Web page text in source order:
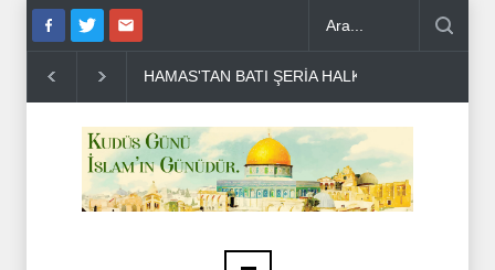
DR BİLAL LAKKİS: LÜBNAN'IN BAĞIMSIZ